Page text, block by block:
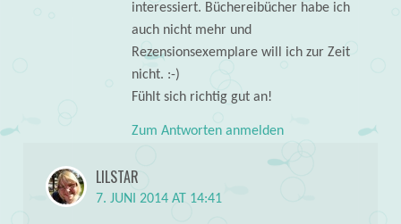
interessiert. Büchereibücher habe ich
auch nicht mehr und
Rezensionsexemplare will ich zur Zeit
nicht. :-)
Fühlt sich richtig gut an!
Zum Antworten anmelden
LILSTAR
7. JUNI 2014 AT 14:41